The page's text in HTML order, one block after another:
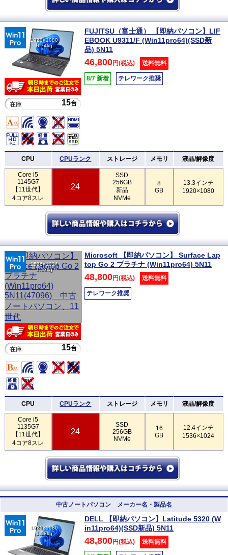
1920×1080
0.74kg
在庫 15台
FUJITSU（富士通） 【即納パソコン】LIF
EBOOK U9311/F (Win11pro64)(SSD新
品) 5N11
46,800円(税込) 送料無料
8/7 新着 テレワーク推奨
CPU CPUランク ストレージ メモリ 液晶/解像度
Core i5
1145G7
【11世代】
4コア8スレ
24
SSD
256GB
新品
NVMe
8
GB
13.3インチ
1920×1080
1536×1024
1.13kg
在庫 15台
Microsoft 【即納パソコン】 Surface Lap
top Go 2 プラチナ (Win11pro64) 5N11
48,800円(税込) 送料無料
テレワーク推奨
CPU CPUランク ストレージ メモリ 液晶/解像度
Core i5
1135G7
【11世代】
4コア8スレ
24
SSD
256GB
NVMe
16
GB
12.4インチ
1536×1024
中古ノートパソコン メーカー名・製品名
1920×1080
1.18kg
DELL 【即納パソコン】Latitude 5320 (W
in11pro64)(SSD新品) 5N11
48,800円(税込) 送料無料